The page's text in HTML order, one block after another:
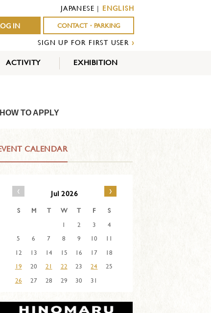
JAPANESE | ENGLISH
IN
CONTACT・PARKING
SIGN UP FOR FIRST USER ›
ACTIVITY EXHIBITION
HOW TO APPLY
CALENDAR
‹ Jul 2026 ›
S M T W T F
S
1
2 3
4
5
6 7 8 9 10
11
12
13 14 15 16 17
18
19
20 21 22 23 24
25
26
27 28 29 30 31